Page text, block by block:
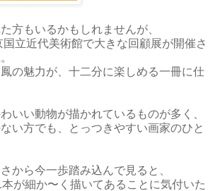
方もいるかもしれませんが、
立近代美術館で大きな回顧展が開催さ
の魅力が、十二分に楽しめる一冊に仕
いい動物が描かれているものが多く、
い方でも、とっつきやすい画家のひと
から今一歩踏み込んで見ると、
が細か〜く描いてあることに気付いた